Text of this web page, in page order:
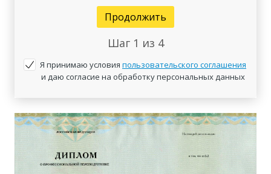
Продолжить
Шаг 1 из 4
Я принимаю условия пользовательского соглашения
и даю согласие на обработку персональных данных